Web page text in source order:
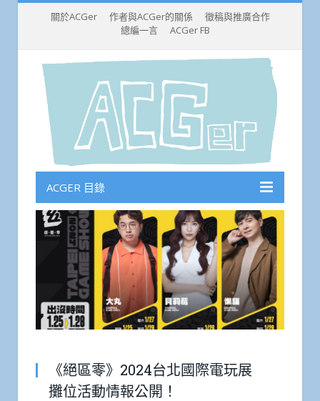
關於ACGer 作者與ACGer的關係
徵稿與推廣合作
總編一言
ACGer FB
ACGER 目錄
《絕區零》2024台北國際電玩展
攤位活動情報公開！